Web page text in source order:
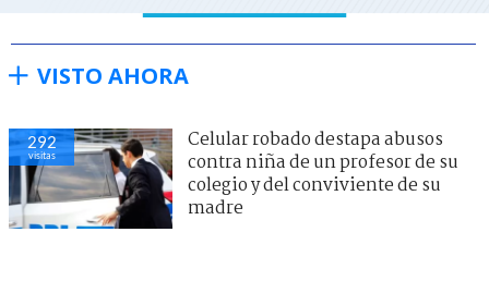
VISTO AHORA
292
visitas
Celular robado destapa abusos
contra niña de un profesor de su
colegio y del conviviente de su
madre